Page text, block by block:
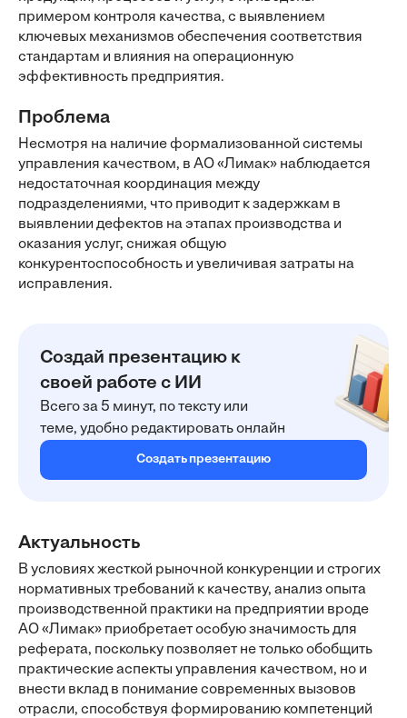
примером контроля качества, с выявлением
ключевых механизмов обеспечения соответствия
стандартам и влияния на операционную
эффективность предприятия.
Проблема
Несмотря на наличие формализованной системы
управления качеством, в АО «Лимак» наблюдается
недостаточная координация между
подразделениями, что приводит к задержкам в
выявлении дефектов на этапах производства и
оказания услуг, снижая общую
конкурентоспособность и увеличивая затраты на
исправления.
Создай презентацию к
своей работе с ИИ
Всего за 5 минут, по тексту или
теме, удобно редактировать онлайн
Создать презентацию
Актуальность
В условиях жесткой рыночной конкуренции и строгих
нормативных требований к качеству, анализ опыта
производственной практики на предприятии вроде
АО «Лимак» приобретает особую значимость для
реферата, поскольку позволяет не только обобщить
практические аспекты управления качеством, но и
внести вклад в понимание современных вызовов
отрасли, способствуя формированию компетенций